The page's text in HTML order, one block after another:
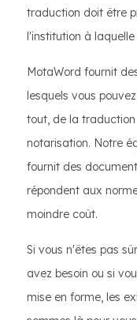
traduction doit être
l'institution à
MotaWord fournit
lesquels vous
tout, de la
notarisation. Notre
fournit des
répondent aux
moindre coût.
Si vous n'êtes pas
avez besoin ou si
mise en forme, les